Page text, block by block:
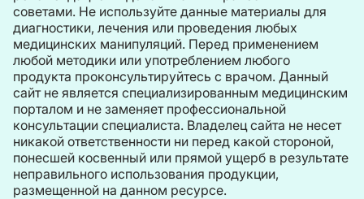
советами. Не используйте данные материалы для
диагностики, лечения или проведения любых
медицинских манипуляций. Перед применением
любой методики или употреблением любого
продукта проконсультируйтесь с врачом. Данный
сайт не является специализированным медицинским
порталом и не заменяет профессиональной
консультации специалиста. Владелец сайта не несет
никакой ответственности ни перед какой стороной,
понесшей косвенный или прямой ущерб в результате
неправильного использования продукции,
размещенной на данном ресурсе.